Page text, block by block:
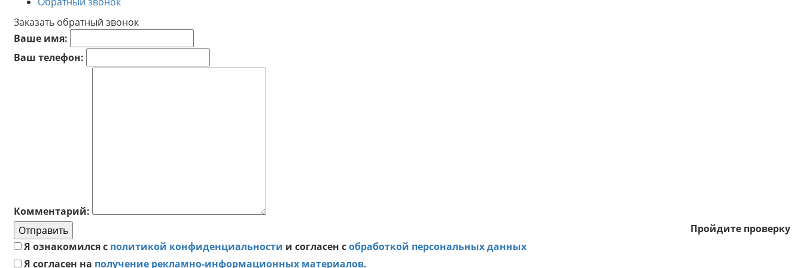
Заказать обратный звонок
Ваше имя:
Ваш телефон:
Комментарий:
Пройдите проверку
Отправить
Я ознакомился с политикой конфиденциальности и согласен собработкой персональных данных
Я согласен на получение рекламно-информационных материалов.